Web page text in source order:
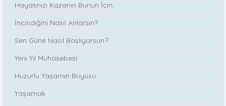
Hayatınızı Kazanın Bunun İçin;
İncindiğini Nasıl Anlarsın?
Sen Güne Nasıl Başlıyorsun?
Yeni Yıl Muhasebesi
Huzurlu Yaşamın Büyüsü
Yaşamak